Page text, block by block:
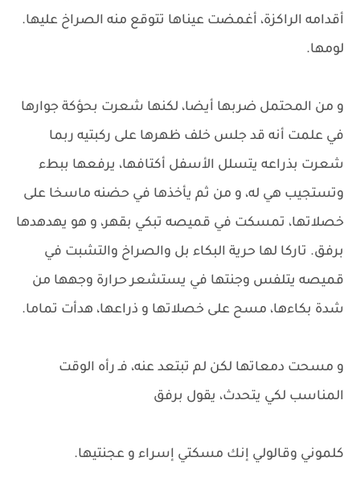
أقدامه الراكزة، أغمضت عيناها تتوقع منه الصراخ عليها.
لومها.
و من المحتمل ضربها أيضا، لكنها شعرت بحؤكة جوارها
في علمت أنه قد جلس خلف ظهرها على ركبتيه ربما
شعرت بذراعه يتسلل الأسفل أكتافها، يرفعها ببطء
وتستجيب هي له، و من ثم يأخذها في حضنه ماسخا على
خصلاتها، تمسكت في قميصه تبكي بقهر، و هو يهدهدها
برفق. تاركا لها حرية البكاء بل والصراخ والتشبت في
قميصه يتلفس وجنتها في يستشعر حرارة وجهها من
شدة بكاءها، مسح على خصلاتها و ذراعها، هدأت تماما.
و مسحت دمعاتها لكن لم تبتعد عنه، فـ رأه الوقت
المناسب لكي يتحدث، يقول برفق
كلموني وقالولي إنك مسكتي إسراء و عجنتيها.